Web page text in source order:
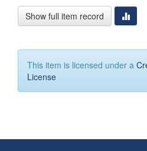
Show full item record
This item is licensed under a
License